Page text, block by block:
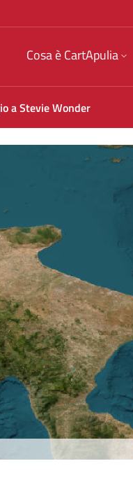
Cosa è CartApulia
a Stevie Wonder